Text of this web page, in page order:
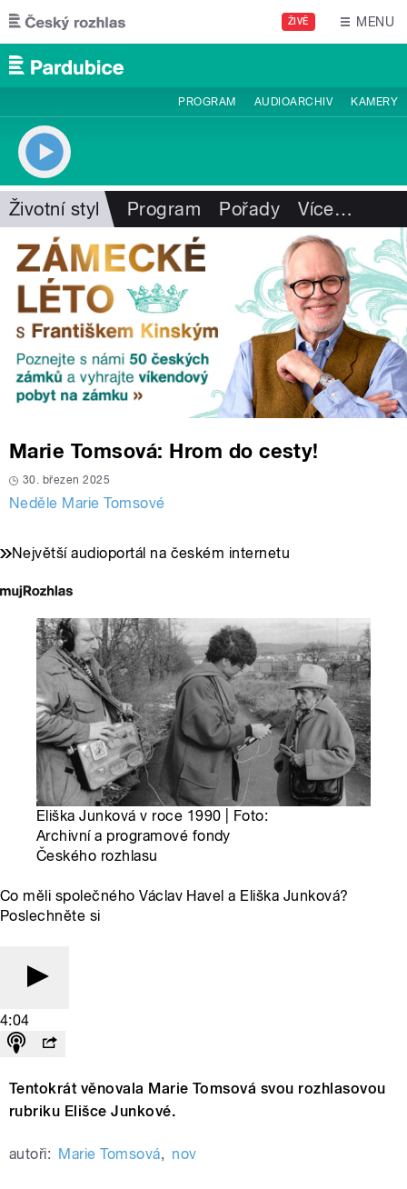
Přejít k hlavnímu obsahu
ŽIVĚ MENU
PROGRAM AUDIOARCHIV KAMERY
Životní styl Program Pořady Více…
Marie Tomsová: Hrom do cesty!
30. březen 2025
Neděle Marie Tomsové
Největší audioportál na českém internetu
Eliška Junková v roce 1990 | Foto:
Archivní a programové fondy
Českého rozhlasu
Co měli společného Václav Havel a Eliška Junková?
Poslechněte si
4:04
Tentokrát věnovala Marie Tomsová svou rozhlasovou
rubriku Elišce Junkové.
autoři: Marie Tomsová, nov